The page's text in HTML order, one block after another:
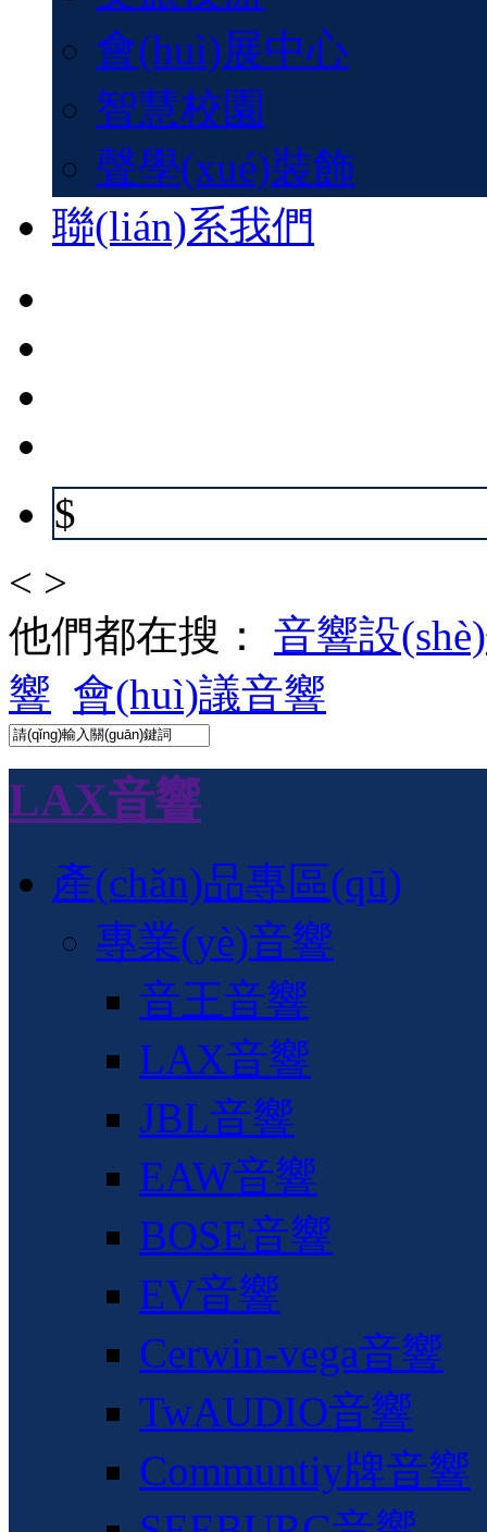
會(huì)展中心
智慧校園
聲學(xué)裝飾
聯(lián)系我們
$
< >
他們都在搜： 音響設
響 會(huì)議音響
LAX音響
產(chǎn)品專區(qū)
專業(yè)音響
音王音響
LAX音響
JBL音響
EAW音響
BOSE音響
EV音響
Cerwin-vega音響
TwAUDIO音響
Communtiy牌音響